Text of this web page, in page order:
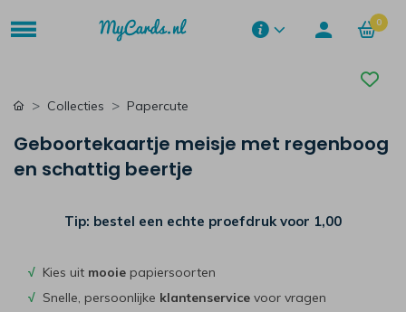
0
Collecties Papercute
Geboortekaartje meisje met regenboog
en schattig beertje
Tip: bestel een echte proefdruk voor 1,00
√ Kies uit mooie papiersoorten
√ Snelle, persoonlijke klantenservice voor vragen